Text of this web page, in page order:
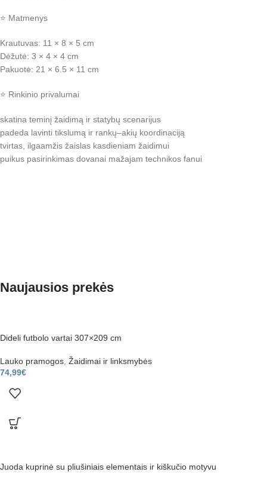
⭐ Matmenys
Krautuvas: 11 × 8 × 5 cm
Dėžutė: 3 × 4 × 4 cm
Pakuotė: 21 × 6.5 × 11 cm
⭐ Rinkinio privalumai
skatina teminį žaidimą ir statybų scenarijus
padeda lavinti tikslumą ir rankų–akių koordinaciją
tvirtas, ilgaamžis žaislas kasdieniam žaidimui
puikus pasirinkimas dovanai mažajam technikos fanui
Naujausios prekės
Dideli futbolo vartai 307×209 cm
Lauko pramogos Žaidimai ir linksmybės
74,99€
Juoda kuprinė su pliušiniais elementais ir kiškučio motyvu